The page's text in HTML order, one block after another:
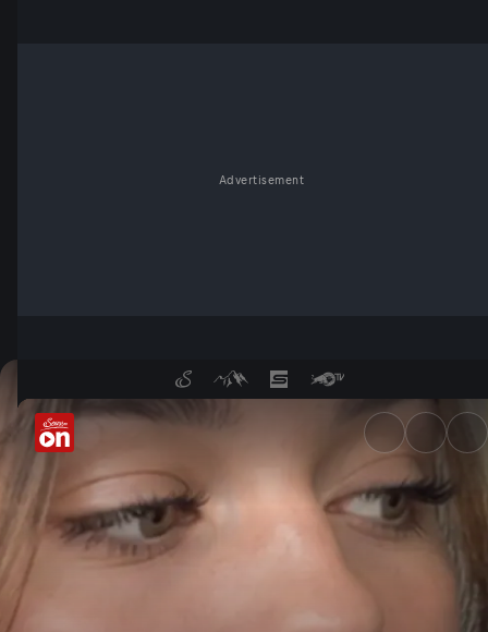
Advertisement
Nikotin im Zahnstocher -